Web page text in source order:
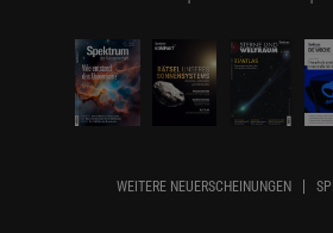
WEITERE NEUERSCHEINUNGEN